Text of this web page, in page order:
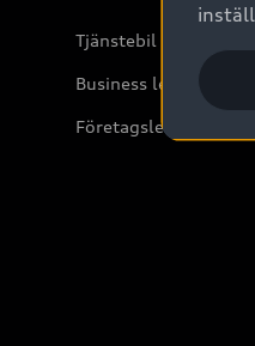
Tjänstebil
Business lease online
Företagsleasing